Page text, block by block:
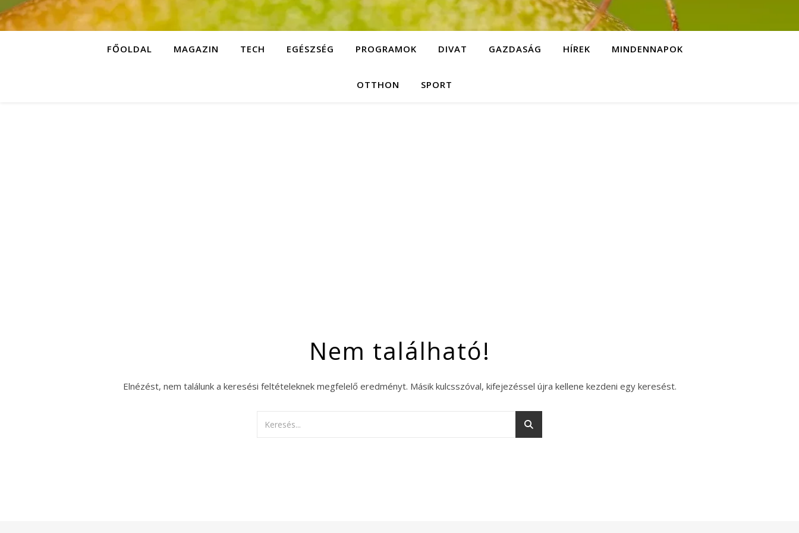
FŐOLDAL MAGAZIN TECH EGÉSZSÉG PROGRAMOK DIVAT GAZDASÁG HÍREK MINDENNAPOK
OTTHON SPORT
Nem található!
Elnézést, nem találunk a keresési feltételeknek megfelelő eredményt. Másik kulcsszóval, kifejezéssel újra kellene kezdeni egy keresést.